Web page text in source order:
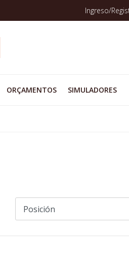
Ingreso/
ORÇAMENTOS SIMULADORES